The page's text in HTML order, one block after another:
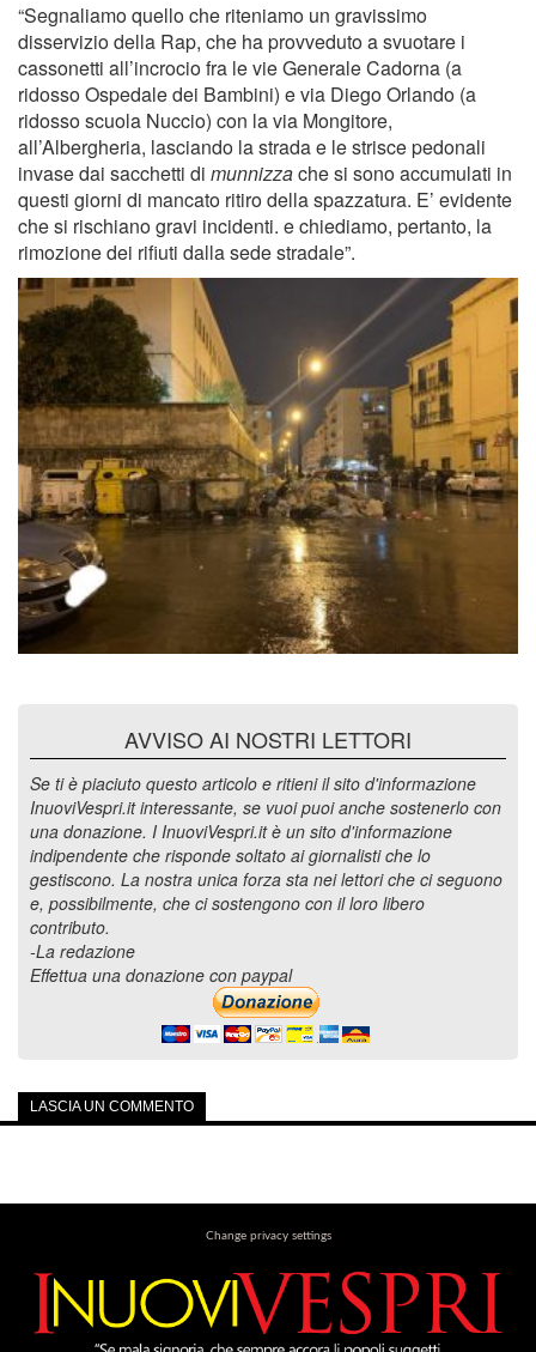
“Segnaliamo quello che riteniamo un gravissimo
disservizio della Rap, che ha provveduto a svuotare i
cassonetti all’incrocio fra le vie Generale Cadorna (a
ridosso Ospedale dei Bambini) e via Diego Orlando (a
ridosso scuola Nuccio) con la via Mongitore,
all’Albergheria, lasciando la strada e le strisce pedonali
invase dai sacchetti di munnizzache si sono accumulati in
questi giorni di mancato ritiro della spazzatura. E’ evidente
che si rischiano gravi incidenti. e chiediamo, pertanto, la
rimozione dei rifiuti dalla sede stradale”.
AVVISO AI NOSTRI LETTORI
Se ti è piaciuto questo articolo e ritieni il sito d'informazione
InuoviVespri.it interessante, se vuoi puoi anche sostenerlo con
una donazione. I InuoviVespri.it è un sito d'informazione
indipendente che risponde soltato ai giornalisti che lo
gestiscono. La nostra unica forza sta nei lettori che ci seguono
e, possibilmente, che ci sostengono con il loro libero
contributo.
-La redazione
Effettua una donazione con paypal
LASCIA UN COMMENTO
Change privacy settings